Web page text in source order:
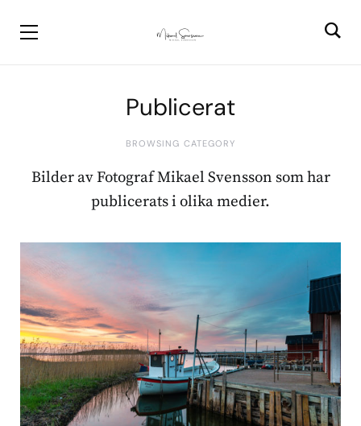
Publicerat
BROWSING CATEGORY
Bilder av Fotograf Mikael Svensson som har
publicerats i olika medier.